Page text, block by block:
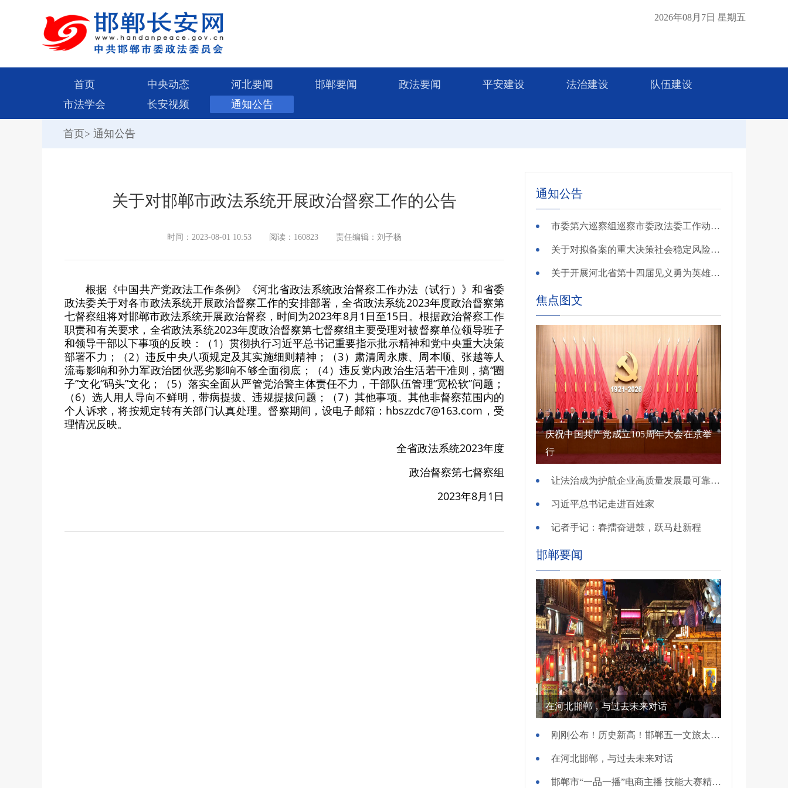
2026年08月7日 星期五
首页 中央动态 河北要闻 邯郸要闻 政法要闻 平安建设 法治建设
队伍建设
市法学会
长安视频 通知公告
首页> 通知公告
关于对邯郸市政法系统开展政治督察工作的公告
时间：2023-08-01 10:53 阅读：160823 责任编辑：刘子杨
根据《中国共产党政法工作条例》《河北省政法系统政治督察工作办法（试行）》和省委
政法委关于对各市政法系统开展政治督察工作的安排部署，全省政法系统2023年度政治督察第
七督察组将对邯郸市政法系统开展政治督察，时间为2023年8月1日至15日。根据政治督察工作
职责和有关要求，全省政法系统2023年度政治督察第七督察组主要受理对被督察单位领导班子
和领导干部以下事项的反映：（1）贯彻执行习近平总书记重要指示批示精神和党中央重大决策
部署不力；（2）违反中央八项规定及其实施细则精神；（3）肃清周永康、周本顺、张越等人
流毒影响和孙力军政治团伙恶劣影响不够全面彻底；（4）违反党内政治生活若干准则，搞“圈
子”文化“码头”文化；（5）落实全面从严管党治警主体责任不力，干部队伍管理“宽松软”问题；
（6）选人用人导向不鲜明，带病提拔、违规提拔问题；（7）其他事项。其他非督察范围内的
个人诉求，将按规定转有关部门认真处理。督察期间，设电子邮箱：hbszzdc7@163.com，受
理情况反映。
​全省政法系统2023年度
政治督察第七督察组
​2023年8月1日
通知公告
市委第六巡察组巡察市委政法委工作动员会召开
关于对拟备案的重大决策社会稳定风险评估第三方机构进行公示的公告
关于开展河北省第十四届见义勇为英雄 （群体）评选的公示
焦点图文
庆祝中国共产党成立105周年大会在京举
行
让法治成为护航企业高质量发展最可靠保障——国新办发布会介绍规范涉企行政执法专项行动有关情况
习近平总书记走进百姓家
记者手记：春擂奋进鼓，跃马赴新程
邯郸要闻
在河北邯郸，与过去未来对话
刚刚公布！历史新高！邯郸五一文旅太火爆！
在河北邯郸，与过去未来对话
邯郸市“一品一播”电商主播 技能大赛精彩开赛